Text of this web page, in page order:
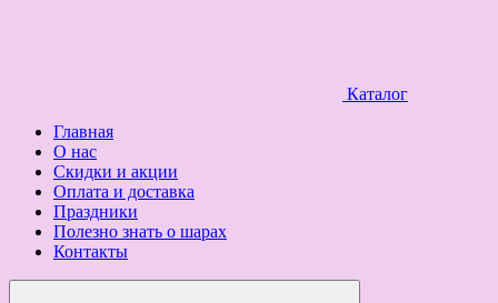
Каталог
Главная
О нас
Скидки и акции
Оплата и доставка
Праздники
Полезно знать о шарах
Контакты